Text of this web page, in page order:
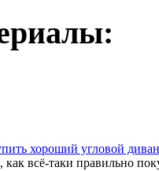
хороший угловой
всё-таки правильно